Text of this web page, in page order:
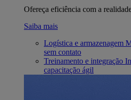
Ofereça eficiência com a
Saiba mais
Logística e armazenagem
sem contato
Treinamento e integração
capacitação ágil